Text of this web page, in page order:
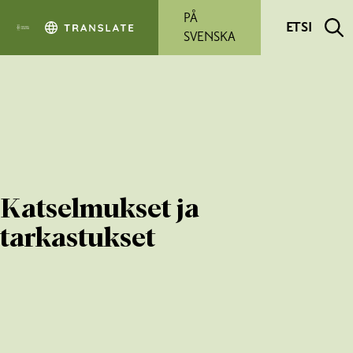
PÅ
SVENSKA
ETSI
Katselmukset ja
tarkastukset